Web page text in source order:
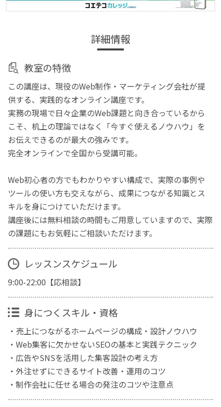
詳細情報
教室の特徴
この講座は、現役のWeb制作・マーケティング会社が提
供する、実践的なオンライン講座です。
実務の現場で日々企業のWeb課題と向き合っているから
こそ、机上の理論ではなく「今すぐ使えるノウハウ」を
お伝えできるのが最大の強みです。
完全オンラインで全国から受講可能。
Web初心者の方でもわかりやすい構成で、実際の事例や
ツールの使い方も交えながら、成果につながる知識とス
キルを身につけていただけます。
講座後には無料相談の時間もご用意していますので、実際
の課題にもお気軽にご相談いただけます。
レッスンスケジュール
9:00-22:00【応相談】
身につくスキル・資格
・売上につながるホームページの構成・設計ノウハウ
・Web集客に欠かせないSEOの基本と実践テクニック
・広告やSNSを活用した集客設計の考え方
・外注せずにできるサイト改善・運用のコツ
・制作会社に任せる場合の発注のコツや注意点